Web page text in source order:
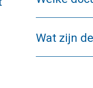
Wat zijn